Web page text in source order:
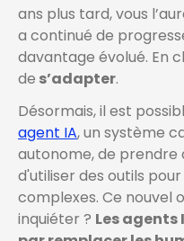
ans plus tard, vous
a continué de
davantage évolué. En
de s’adapter.
Désormais, il est
agent IA, un système
autonome, de prendre
d'utiliser des outils
complexes. Ce nouvel
inquiéter ? Les